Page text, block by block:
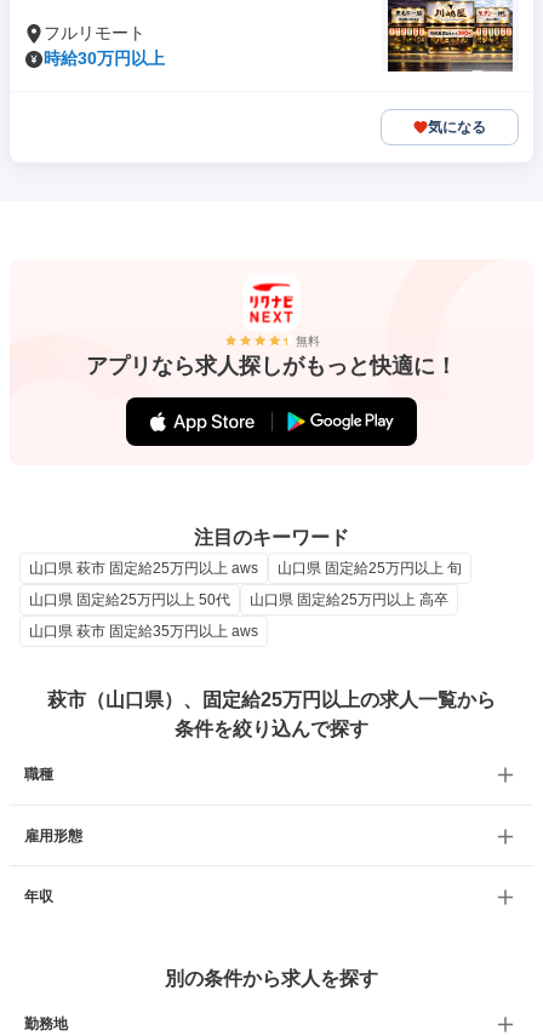
フルリモート
時給30万円以上
気になる
無料
アプリなら求人探しがもっと快適に！
注目のキーワード
山口県 萩市 固定給25万円以上 aws
山口県 固定給25万円以上 旬
山口県 固定給25万円以上 50代
山口県 固定給25万円以上 高卒
山口県 萩市 固定給35万円以上 aws
萩市（山口県）、固定給25万円以上の求人一覧から
条件を絞り込んで探す
職種
雇用形態
年収
別の条件から求人を探す
勤務地